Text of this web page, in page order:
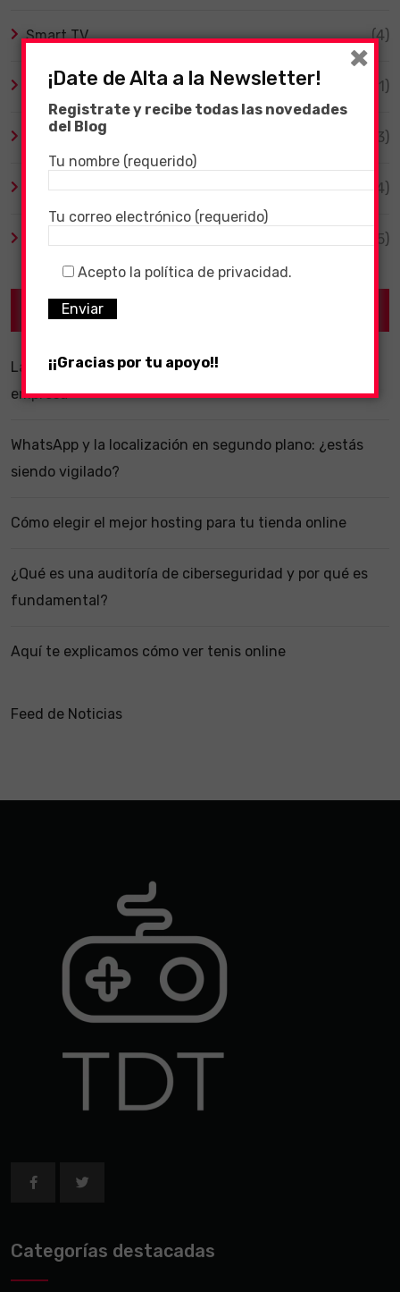
Smart TV (4)
Tecnología (1)
TV y Series (3)
Videojuegos (204)
(55)
Recent Posts
La importancia de un software ERP dentro de una
empresa
WhatsApp y la localización en segundo plano: ¿estás
siendo vigilado?
Cómo elegir el mejor hosting para tu tienda online
¿Qué es una auditoría de ciberseguridad y por qué es
fundamental?
Aquí te explicamos cómo ver tenis online
Feed de Noticias
Categorías destacadas
¡Date de Alta a la Newsletter!
Registrate y recibe todas las novedades
del Blog
Tu nombre (requerido)
Tu correo electrónico (requerido)
Acepto la política de privacidad.
¡¡Gracias por tu apoyo!!
×